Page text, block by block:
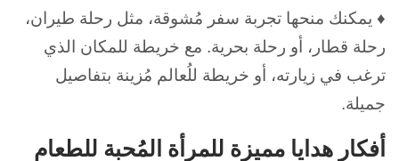
♦ يمكنك منحها تجربة سفر مُشوقة، مثل رحلة طيران،
رحلة قطار، أو رحلة بحرية. مع خريطة للمكان الذي
ترغب في زيارته، أو خريطة للُعالم مُزينة بتفاصيل
جميلة.
أفكار هدايا مميزة للمرأة المُحبة للطعام